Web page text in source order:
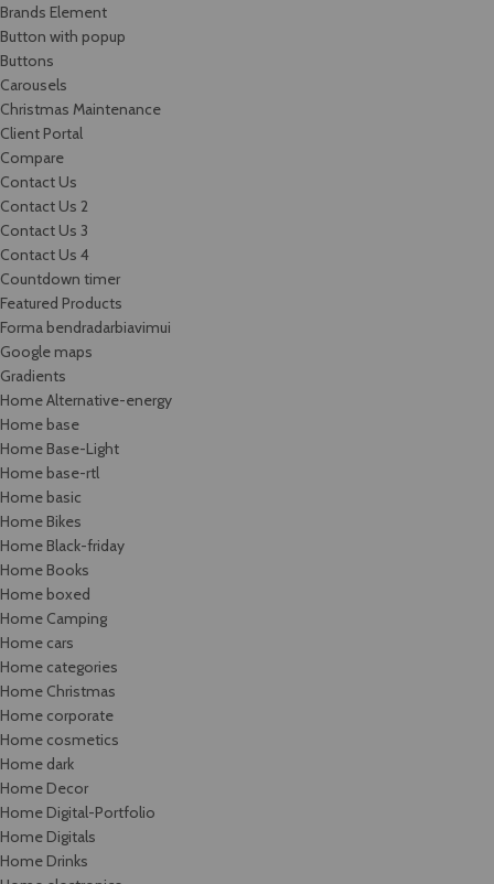
Brands Element
Button with popup
Buttons
Carousels
Christmas Maintenance
Client Portal
Compare
Contact Us
Contact Us 2
Contact Us 3
Contact Us 4
Countdown timer
Featured Products
Forma bendradarbiavimui
Google maps
Gradients
Home Alternative-energy
Home base
Home Base-Light
Home base-rtl
Home basic
Home Bikes
Home Black-friday
Home Books
Home boxed
Home Camping
Home cars
Home categories
Home Christmas
Home corporate
Home cosmetics
Home dark
Home Decor
Home Digital-Portfolio
Home Digitals
Home Drinks